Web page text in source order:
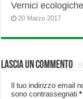
Vernici
20 Marzo 2017
Lascia un commento
Il tuo indirizzo email
sono contrassegnati*